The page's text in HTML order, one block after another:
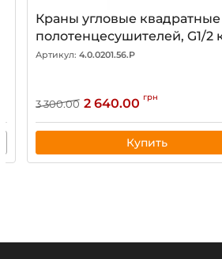
Краны угловые
полотенцесушителей, G1/2
Артикул: 4.0.0201.56.P
3 300.00 2 640.00 грн
Купить